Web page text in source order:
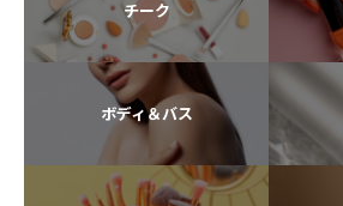
チーク
ボディ＆バス